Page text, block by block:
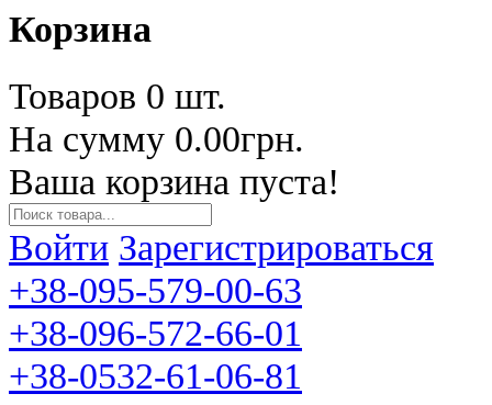
Корзина
Товаров 0 шт.
На сумму 0.00грн.
Ваша корзина пуста!
Войти Зарегистрироваться
+38-095-579-00-63
+38-096-572-66-01
+38-0532-61-06-81